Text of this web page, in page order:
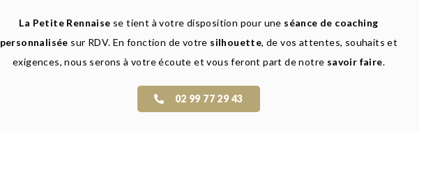
La Petite Rennaise se tient à votre disposition pour une séance de coaching
personnalisée sur RDV. En fonction de votre silhouette, de vos attentes, souhaits et
exigences, nous serons à votre écoute et vous feront part de notre savoir faire.
02 99 77 29 43